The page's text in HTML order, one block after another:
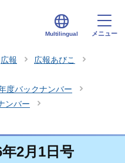
Multilingual メニュー
広報
広報あびこ
度バックナンバー
ンバー
2月1日号